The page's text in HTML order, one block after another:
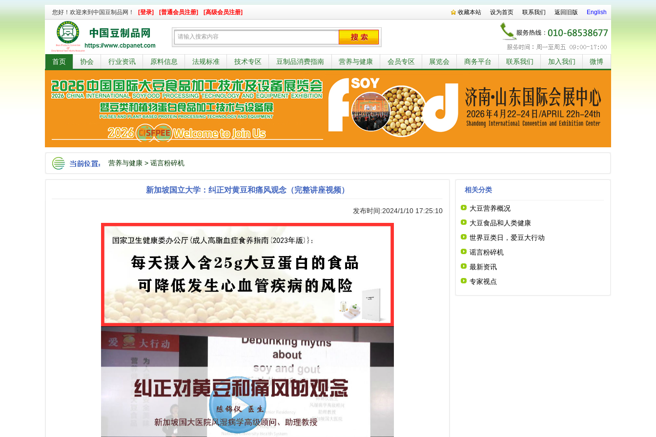
您好！欢迎来到中国豆制品网！ [登录] [普通会员注册] [高级会员注册] 收藏本站 设为首页 联系我们 返回旧版 English
首页 协会 行业资讯 原料信息 法规标准 技术专区 豆制品消费指南 营养与健康 会员专区 展览会 商务平台 联系我们 加入我们 微博
营养与健康 > 谣言粉碎机
新加坡国立大学：纠正对黄豆和痛风观念（完整讲座视频）
发布时间:2024/1/10 17:25:10
相关分类
大豆营养概况
大豆食品和人类健康
世界豆类日，爱豆大行动
谣言粉碎机
最新资讯
专家视点